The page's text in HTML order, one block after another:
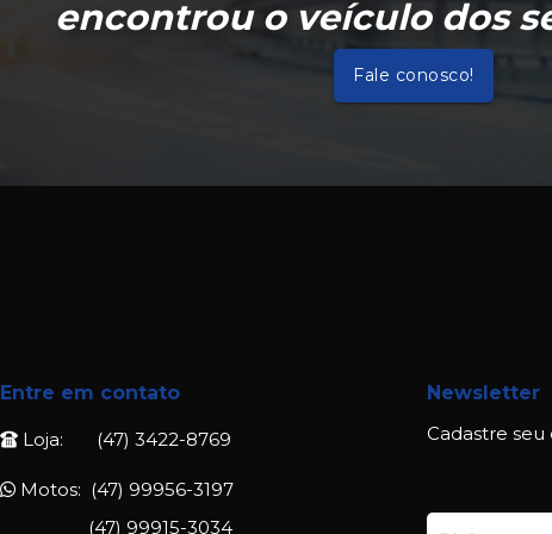
encontrou o veículo dos
Fale conosco!
Entre em contato
Loja: (47) 3422-8769
Motos: (47) 99956-3197
(47) 99915-3034
Newsletter
Cadastre